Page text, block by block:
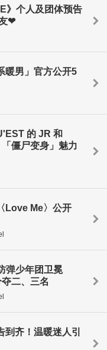
》个人及团体预告
❤
暖男」官方公开5
的 JR 和
僵尸变身」魅力
Love Me〉公开
弹少年团卫冕
二、三名
齐！温暖迷人引